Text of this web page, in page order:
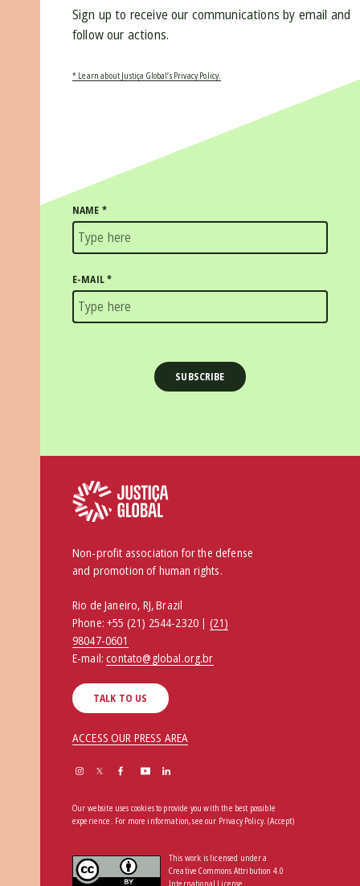
Sign up to receive our communications by email and
follow our actions.
* Learn about Justiça Global’s Privacy Policy.
NAME *
E-MAIL*
Non-profit association for the defense
and promotion of human rights.
Rio de Janeiro, RJ, Brazil
Phone:+55 (21) 2544-2320 | (21)
98047-0601
E-mail:contato@global.org.br
TALK TO US
ACCESS OUR PRESS AREA
Our website uses cookies to provide you with the best possible
experience. For more information, see our Privacy Policy.(Accept)
This work is licensed under a
Creative Commons Attribution 4.0
International License.